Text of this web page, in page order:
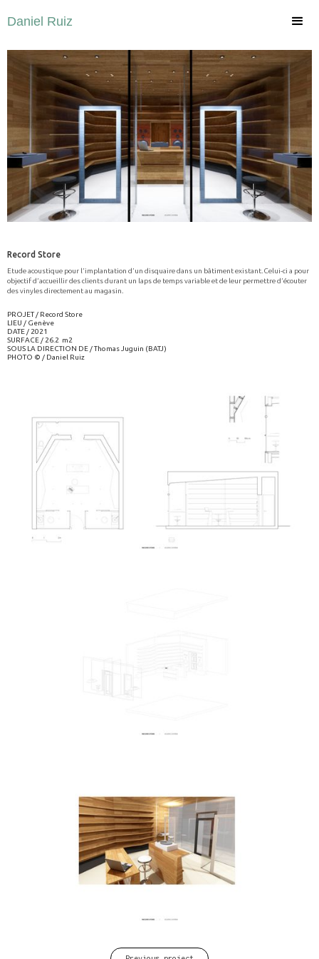
Daniel Ruiz
Record Store
Etude acoustique pour l’implantation d’un disquaire dans un bâtiment existant. Celui-ci a pour
objectif d’accueillir des clients durant un laps de temps variable et de leur permettre d’écouter
des vinyles directement au magasin.
PROJET / Record Store
LIEU / Genève
DATE / 2021
SURFACE / 26.2 m2
SOUS LA DIRECTION DE / Thomas Juguin (BATJ)
PHOTO © / Daniel Ruiz